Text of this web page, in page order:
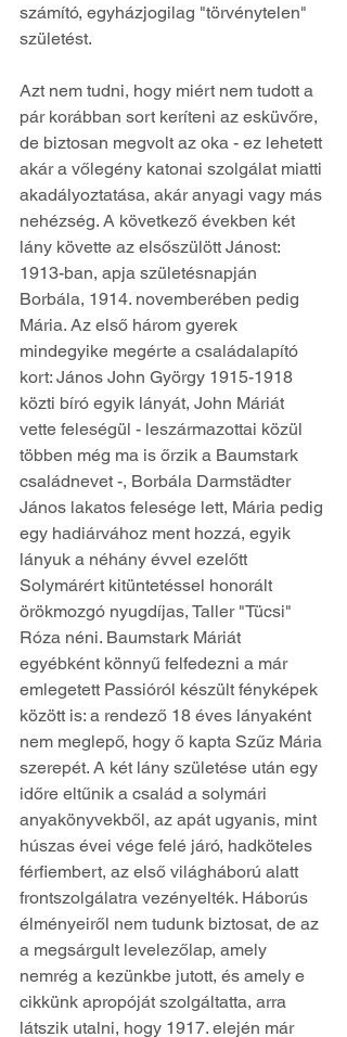
számító, egyházjogilag "törvénytelen"
születést.
Azt nem tudni, hogy miért nem tudott a
pár korábban sort keríteni az esküvőre,
de biztosan megvolt az oka - ez lehetett
akár a vőlegény katonai szolgálat miatti
akadályoztatása, akár anyagi vagy más
nehézség. A következő években két
lány követte az elsőszülött Jánost:
1913-ban, apja születésnapján
Borbála, 1914. novemberében pedig
Mária. Az első három gyerek
mindegyike megérte a családalapító
kort: János John György 1915-1918
közti bíró egyik lányát, John Máriát
vette feleségül - leszármazottai közül
többen még ma is őrzik a Baumstark
családnevet -, Borbála Darmstädter
János lakatos felesége lett, Mária pedig
egy hadiárvához ment hozzá, egyik
lányuk a néhány évvel ezelőtt
Solymárért kitüntetéssel honorált
örökmozgó nyugdíjas, Taller "Tücsi"
Róza néni. Baumstark Máriát
egyébként könnyű felfedezni a már
emlegetett Passióról készült fényképek
között is: a rendező 18 éves lányaként
nem meglepő, hogy ő kapta Szűz Mária
szerepét. A két lány születése után egy
időre eltűnik a család a solymári
anyakönyvekből, az apát ugyanis, mint
húszas évei vége felé járó, hadköteles
férfiembert, az első világháború alatt
frontszolgálatra vezényelték. Háborús
élményeiről nem tudunk biztosat, de az
a megsárgult levelezőlap, amely
nemrég a kezünkbe jutott, és amely e
cikkünk apropóját szolgáltatta, arra
látszik utalni, hogy 1917. elején már